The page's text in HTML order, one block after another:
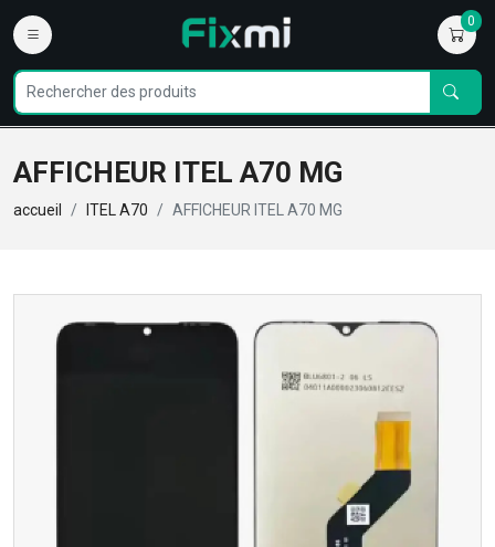
0
AFFICHEUR ITEL A70 MG
accueil ITEL A70 AFFICHEUR ITEL A70 MG